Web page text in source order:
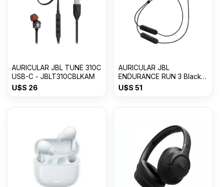
AURICULAR JBL TUNE 310C
USB-C - JBLT310CBLKAM
U$S 26
AURICULAR JBL
ENDURANCE RUN 3 Black
Lime
U$S 51